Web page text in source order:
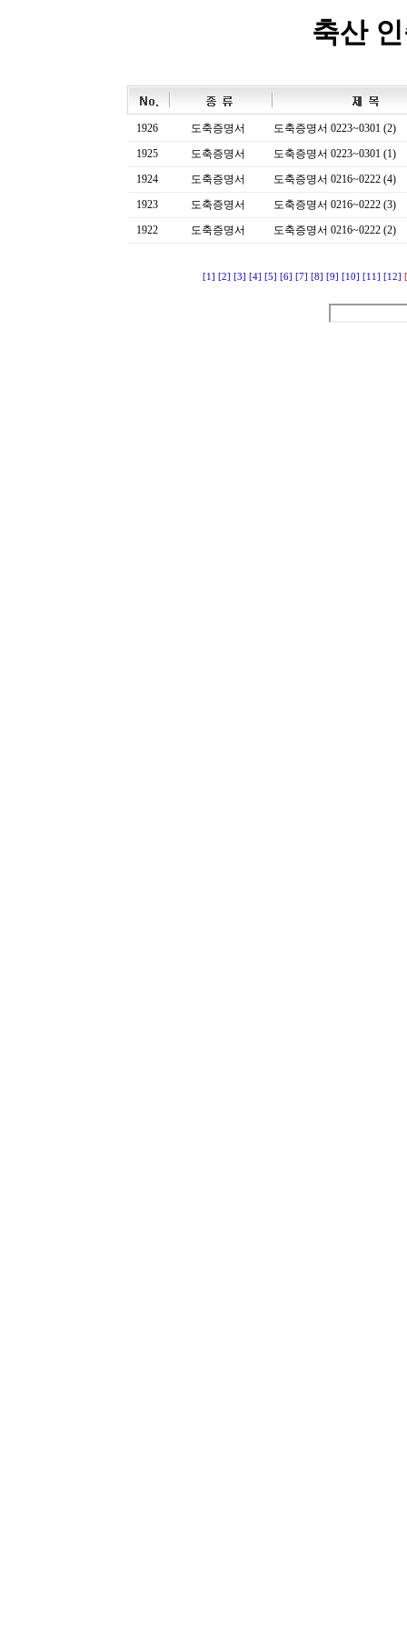
축산
1926 도축증명서
도축증명서 0223~0301 (2)
1925
도축증명서
도축증명서 0223~0301 (1)
1924
도축증명서
도축증명서 0216~0222 (4)
1923
도축증명서
도축증명서 0216~0222 (3)
1922
도축증명서 도축증명서 0216~0222 (2)
[1] [2] [3] [4] [5] [6] [7] [8] [9] [10] [11] [12]